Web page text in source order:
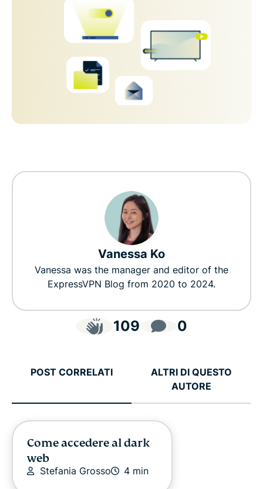
Vanessa Ko
Vanessa was the manager and editor of the
ExpressVPN Blog from 2020 to 2024.
109 0
POST CORRELATI
ALTRI DI QUESTO
AUTORE
Come accedere al dark
web
Stefania Grosso 4 min